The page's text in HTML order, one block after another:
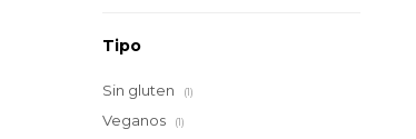
Tipo
Sin gluten (1)
Veganos (1)